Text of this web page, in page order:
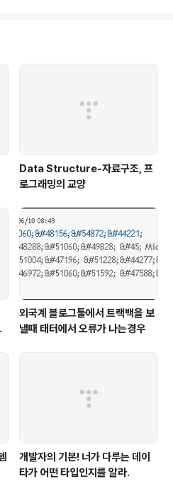
이다. 수많은 사람이 무대를 보고 있고
다. 해당 장면이 비난을 받는 다면 사실
Data Structure-자료구조, 프
로그래밍의 교양
외국계 블로그툴에서 트랙백을 보
낼때 태터에서 오류가 나는경우
개발자의 기본! 너가 다루는 데이
타가 어떤 타입인지를 알라.